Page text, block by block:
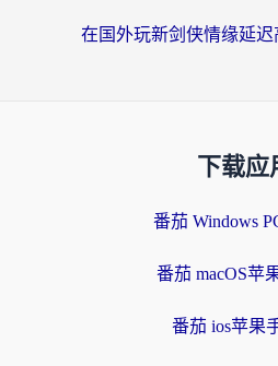
下载应
番茄 Windows
番茄 macOS苹
番茄 ios苹果